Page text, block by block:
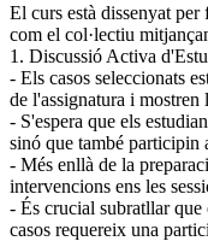
El curs està dissenyat
com el col·lectiu
1. Discussió Activa
- Els casos seleccionats
de l'assignatura i mostren
- S'espera que els
sinó que també participin
- Més enllà de la
intervencions ens les
- És crucial subratllar que
casos requereix una